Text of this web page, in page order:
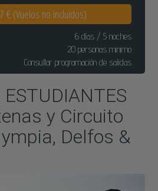
€ (Vuelos no incluidos)
6 días / 5 noches
20 personas minimo
Consultar programación de salidas
y Circuito
Delfos &